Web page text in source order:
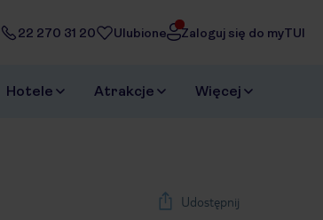
22 270 31 20 Ulubione Zaloguj się do myTUI
Hotele Atrakcje Więcej
Udostępnij